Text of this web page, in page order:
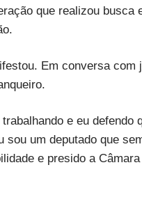
que realizou
Em conversa
e eu defendo
um deputado que
e presido a